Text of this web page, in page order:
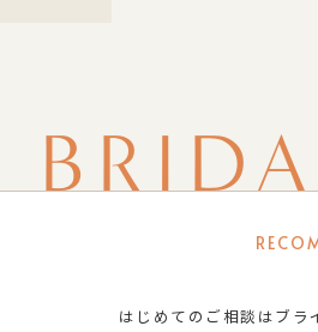
はじめてのご相談はブラ